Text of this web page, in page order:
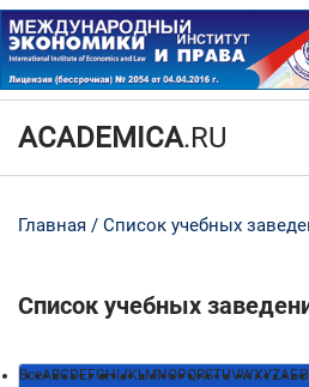
ACADEMICA.RU
Главная Список учебных
Список учебных
ВсеABC DEFGH JKLM NOPQRSTUVWXYZАБВ
Да